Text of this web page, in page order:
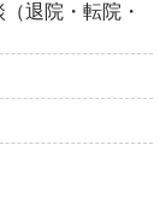
退院・転院・